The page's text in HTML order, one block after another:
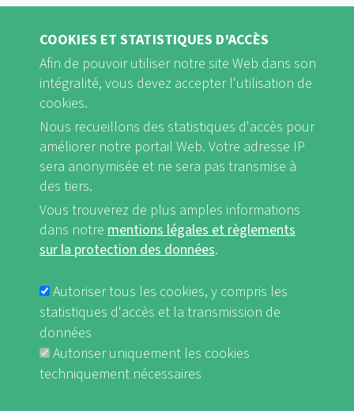
Pour prévenir le dérèglement du climat
mondial il faut limiter le réchauffement de la
terre à moins de deux degrés Celsius. Ceci
implique que chaque être individu ne cause
que deux tonnes de CO2 par an. Actuellement
les Européen/ne/s produisent 10 tonnes en
moyenne, les Americain/e/s plus de 20 tonnes
de CO2 annuellement – contrairement aux
habitant/e/s du Sud global, qui causent
souvent moins d’une tonne de CO2 par an. À
cela s’ajoute que les pays du Sud global sont
les plus affectés par le changement climatique
: dans des zones déjà caractérisées par
l’aridité, par exemple dans beaucoup de
COOKIES ET STATISTIQUES D'ACCÈS
Afin de pouvoir utiliser notre site Web dans son
intégralité, vous devez accepter l'utilisation de
cookies.
Nous recueillons des statistiques d'accès pour
améliorer notre portail Web. Votre adresse IP
sera anonymisée et ne sera pas transmise à
des tiers.
Vous trouverez de plus amples informations
dans notre mentions légales et règlements
sur la protection des données.
Autoriser tous les cookies, y compris les
statistiques d'accès et la transmission de
données
Autoriser uniquement les cookies
techniquement nécessaires